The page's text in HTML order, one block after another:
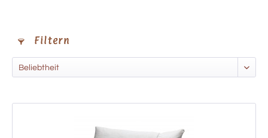
Filtern